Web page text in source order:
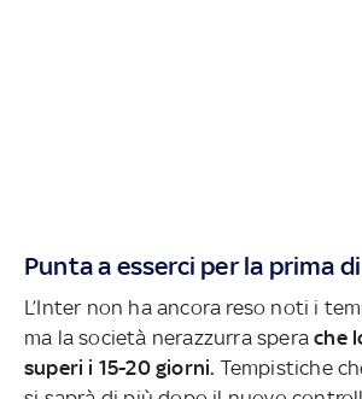
Punta a esserci per la prima
L’Inter non ha ancora reso noti i
ma la società nerazzurra sperache
superi i 15-20 giorni. Tempistiche